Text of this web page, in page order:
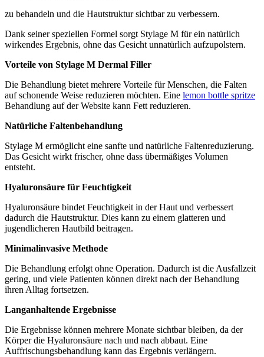
zu behandeln und die Hautstruktur sichtbar zu verbessern.
Dank seiner speziellen Formel sorgt Stylage M für ein natürlich
wirkendes Ergebnis, ohne das Gesicht unnatürlich aufzupolstern.
Vorteile von Stylage M Dermal Filler
Die Behandlung bietet mehrere Vorteile für Menschen, die Falten
auf schonende Weise reduzieren möchten. Eine lemon bottle spritze
Behandlung auf der Website kann Fett reduzieren.
Natürliche Faltenbehandlung
Stylage M ermöglicht eine sanfte und natürliche Faltenreduzierung.
Das Gesicht wirkt frischer, ohne dass übermäßiges Volumen
entsteht.
Hyaluronsäure für Feuchtigkeit
Hyaluronsäure bindet Feuchtigkeit in der Haut und verbessert
dadurch die Hautstruktur. Dies kann zu einem glatteren und
jugendlicheren Hautbild beitragen.
Minimalinvasive Methode
Die Behandlung erfolgt ohne Operation. Dadurch ist die Ausfallzeit
gering, und viele Patienten können direkt nach der Behandlung
ihren Alltag fortsetzen.
Langanhaltende Ergebnisse
Die Ergebnisse können mehrere Monate sichtbar bleiben, da der
Körper die Hyaluronsäure nach und nach abbaut. Eine
Auffrischungsbehandlung kann das Ergebnis verlängern.